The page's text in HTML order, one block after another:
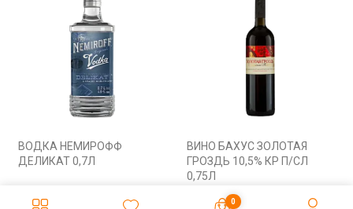
ВОДКА НЕМИРОФФ
ДЕЛИКАТ 0,7Л
5 685
ВИНО БАХУС ЗОЛОТАЯ
ГРОЗДЬ 10,5% КР П/СЛ
0,75Л
₸ 0